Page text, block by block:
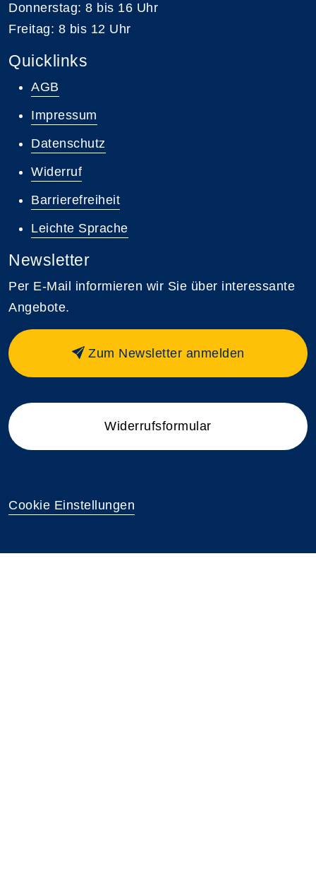
Donnerstag: 8 bis 16 Uhr
Freitag: 8 bis 12 Uhr
Quicklinks
AGB
Impressum
Datenschutz
Widerruf
Barrierefreiheit
Leichte Sprache
Newsletter
Per E-Mail informieren wir Sie über interessante
Angebote.
Zum Newsletter anmelden
Widerrufsformular
Cookie Einstellungen